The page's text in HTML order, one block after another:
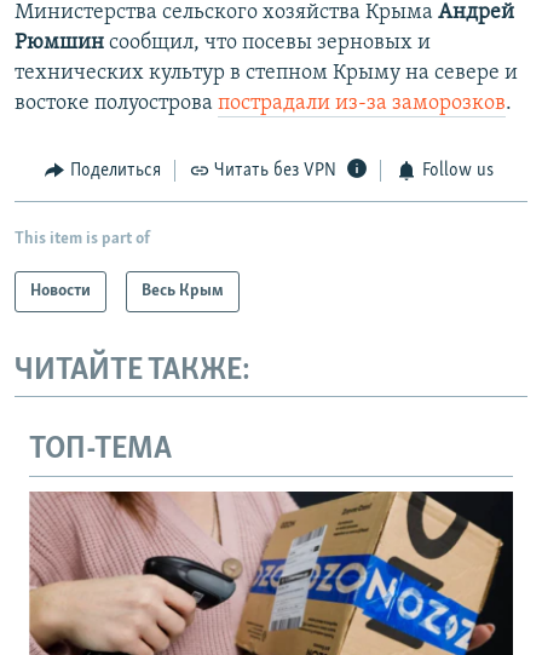
Министерства сельского хозяйства Крыма Андрей
Рюмшин сообщил, что посевы зерновых и
технических культур в степном Крыму на севере и
востоке полуострова пострадали из-за заморозков.
Поделиться Читать без VPN Follow us
This item is part of
Новости Весь Крым
ЧИТАЙТЕ ТАКЖЕ:
ТОП-ТЕМА